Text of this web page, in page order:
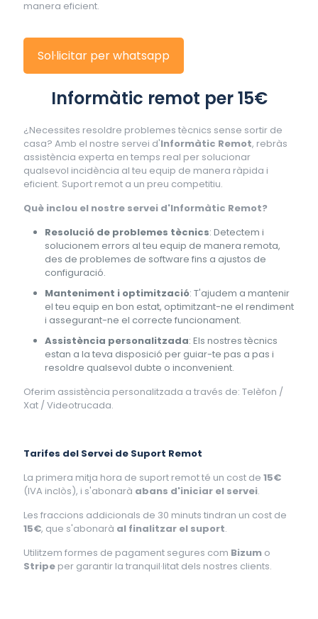
manera eficient.
Sol·licitar per whatsapp
Informàtic remot per 15€
¿Necessites resoldre problemes tècnics sense sortir de
casa? Amb el nostre servei d'Informàtic Remot, rebràs
assistència experta en temps real per solucionar
qualsevol incidència al teu equip de manera ràpida i
eficient. Suport remot a un preu competitiu.
Què inclou el nostre servei d'Informàtic Remot?
Resolució de problemes tècnics: Detectem i
solucionem errors al teu equip de manera remota,
des de problemes de software fins a ajustos de
configuració.
Manteniment i optimització: T'ajudem a mantenir
el teu equip en bon estat, optimitzant-ne el rendiment
i assegurant-ne el correcte funcionament.
Assistència personalitzada: Els nostres tècnics
estan a la teva disposició per guiar-te pas a pas i
resoldre qualsevol dubte o inconvenient.
Oferim assistència personalitzada a través de: Telèfon /
Xat / Videotrucada.
Tarifes del Servei de Suport Remot
La primera mitja hora de suport remot té un cost de 15€
(IVA inclòs), i s'abonarà abans d'iniciar el servei.
Les fraccions addicionals de 30 minuts tindran un cost de
15€, que s'abonarà al finalitzar el suport.
Utilitzem formes de pagament segures com Bizum o
Stripe per garantir la tranquil·litat dels nostres clients.